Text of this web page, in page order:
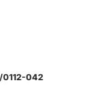
0112-042